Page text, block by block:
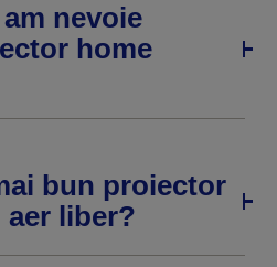
nevoie
home
bun proiector
liber?